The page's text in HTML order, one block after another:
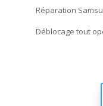
Réparation
Déblocage tout